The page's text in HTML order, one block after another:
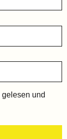
gelesen und